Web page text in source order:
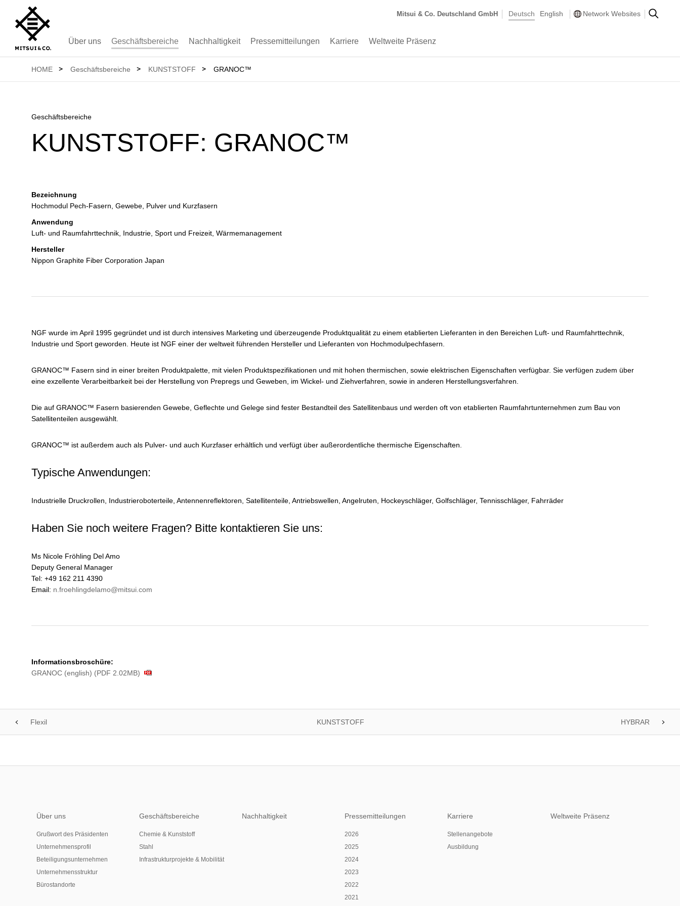
Über uns Geschäftsbereiche Nachhaltigkeit Pressemitteilungen Karriere Weltweite Präsenz
Mitsui & Co. Deutschland GmbH Deutsch English Network Websites
HOME Geschäftsbereiche KUNSTSTOFF GRANOC™
Geschäftsbereiche
KUNSTSTOFF: GRANOC™
Bezeichnung
Hochmodul Pech-Fasern, Gewebe, Pulver und Kurzfasern
Anwendung
Luft- und Raumfahrttechnik, Industrie, Sport und Freizeit, Wärmemanagement
Hersteller
Nippon Graphite Fiber Corporation Japan
NGF wurde im April 1995 gegründet und ist durch intensives Marketing und überzeugende Produktqualität zu einem etablierten Lieferanten in den Bereichen Luft- und Raumfahrttechnik,
Industrie und Sport geworden. Heute ist NGF einer der weltweit führenden Hersteller und Lieferanten von Hochmodulpechfasern.
GRANOC™ Fasern sind in einer breiten Produktpalette, mit vielen Produktspezifikationen und mit hohen thermischen, sowie elektrischen Eigenschaften verfügbar. Sie verfügen zudem über
eine exzellente Verarbeitbarkeit bei der Herstellung von Prepregs und Geweben, im Wickel- und Ziehverfahren, sowie in anderen Herstellungsverfahren.
Die auf GRANOC™ Fasern basierenden Gewebe, Geflechte und Gelege sind fester Bestandteil des Satellitenbaus und werden oft von etablierten Raumfahrtunternehmen zum Bau von
Satellitenteilen ausgewählt.
GRANOC™ ist außerdem auch als Pulver- und auch Kurzfaser erhältlich und verfügt über außerordentliche thermische Eigenschaften.
Typische Anwendungen:
Industrielle Druckrollen, Industrieroboterteile, Antennenreflektoren, Satellitenteile, Antriebswellen, Angelruten, Hockeyschläger, Golfschläger, Tennisschläger, Fahrräder
Haben Sie noch weitere Fragen? Bitte kontaktieren Sie uns:
Ms Nicole Fröhling Del Amo
Deputy General Manager
Tel: +49 162 211 4390
Email: n.froehlingdelamo@mitsui.com
Informationsbroschüre:
GRANOC (english) (PDF 2.02MB)
Flexil KUNSTSTOFF HYBRAR
Über uns
Grußwort des Präsidenten
Unternehmensprofil
Beteiligungsunternehmen
Unternehmensstruktur
Bürostandorte
Geschäftsbereiche
Chemie & Kunststoff
Stahl
Infrastrukturprojekte & Mobilität
Nachhaltigkeit Pressemitteilungen
2026
2025
2024
2023
2022
2021
Karriere
Stellenangebote
Ausbildung
Weltweite Präsenz